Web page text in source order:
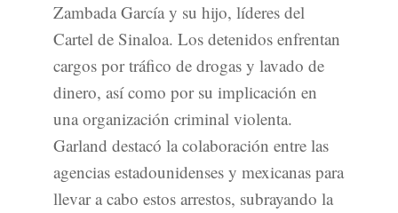
Zambada García y su hijo, líderes del
Cartel de Sinaloa. Los detenidos enfrentan
cargos por tráfico de drogas y lavado de
dinero, así como por su implicación en
una organización criminal violenta.
Garland destacó la colaboración entre las
agencias estadounidenses y mexicanas para
llevar a cabo estos arrestos, subrayando la